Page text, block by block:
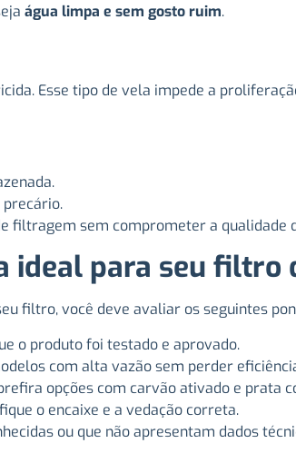
água limpa e sem gosto ruim.
Esse tipo de vela impede a
filtragem sem comprometer a qualidade
ideal para seu filtro
filtro, você deve avaliar os seguintes
o produto foi testado e aprovado.
com alta vazão sem perder
opções com carvão ativado e prata
o encaixe e a vedação correta.
ou que não apresentam dados